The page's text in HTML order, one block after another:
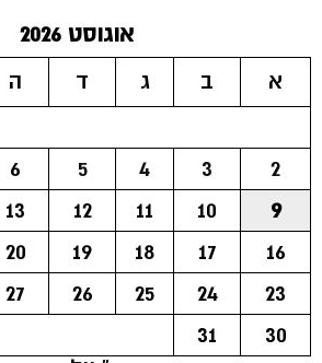
אוגוסט 2026
א
ב ג ד ה
2
3
4
5
6
9
10
11
12
13
16
17
18
19
20
23
24
25
26
27
30
31